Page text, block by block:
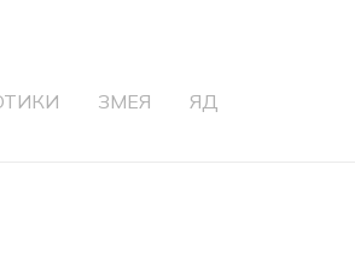
ЗМЕЯ ЯД